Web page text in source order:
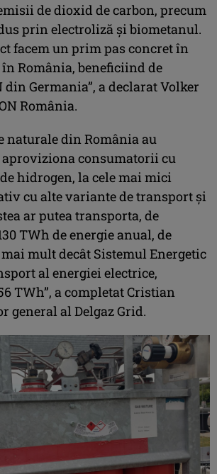
de dioxid de carbon, precum
prin electroliză și biometanul.
facem un prim pas concret în
România, beneficiind de
din Germania”, a declarat Volker
România.
naturale din România au
consumatorii cu
hidrogen, la cele mai mici
cu alte variante de transport și
ar putea transporta, de
TWh de energie anual, de
mult decât Sistemul Energetic
al energiei electrice,
TWh”, a completat Cristian
general al Delgaz Grid.